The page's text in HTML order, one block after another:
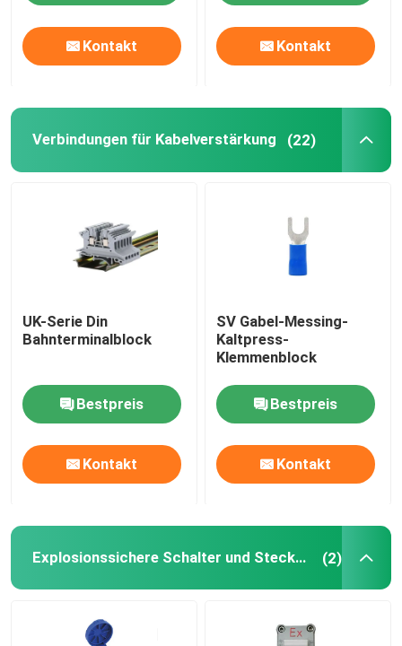
Kontakt Kontakt
Verbindungen für Kabelverstärkung (22)
UK-Serie Din
Bahnterminalblock
Bestpreis
Kontakt
SV Gabel-Messing-
Kaltpress-
Klemmenblock
Bestpreis
Kontakt
Explosionssichere Schalter und Steckdosen (2)